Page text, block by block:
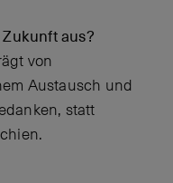
aus?
von
Austausch und
statt